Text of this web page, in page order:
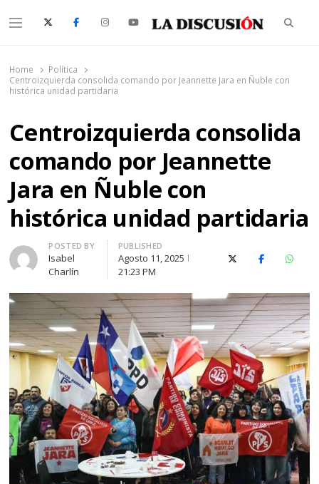
Menu
Home
Política
Centroizquierda consolida comando por Jeannette Jara en Ñuble con
histórica unidad partidaria
Centroizquierda consolida
comando por Jeannette
Jara en Ñuble con
histórica unidad partidaria
Author
POSTED BY
Isabel
Charlín
PUBLISHED
Agosto 11, 2025
21:23 PM
X (Twitter)Facebook